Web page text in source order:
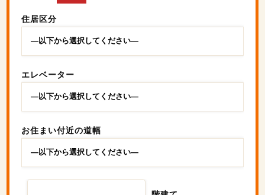
住居区分
エレベーター
お住まい付近の道幅